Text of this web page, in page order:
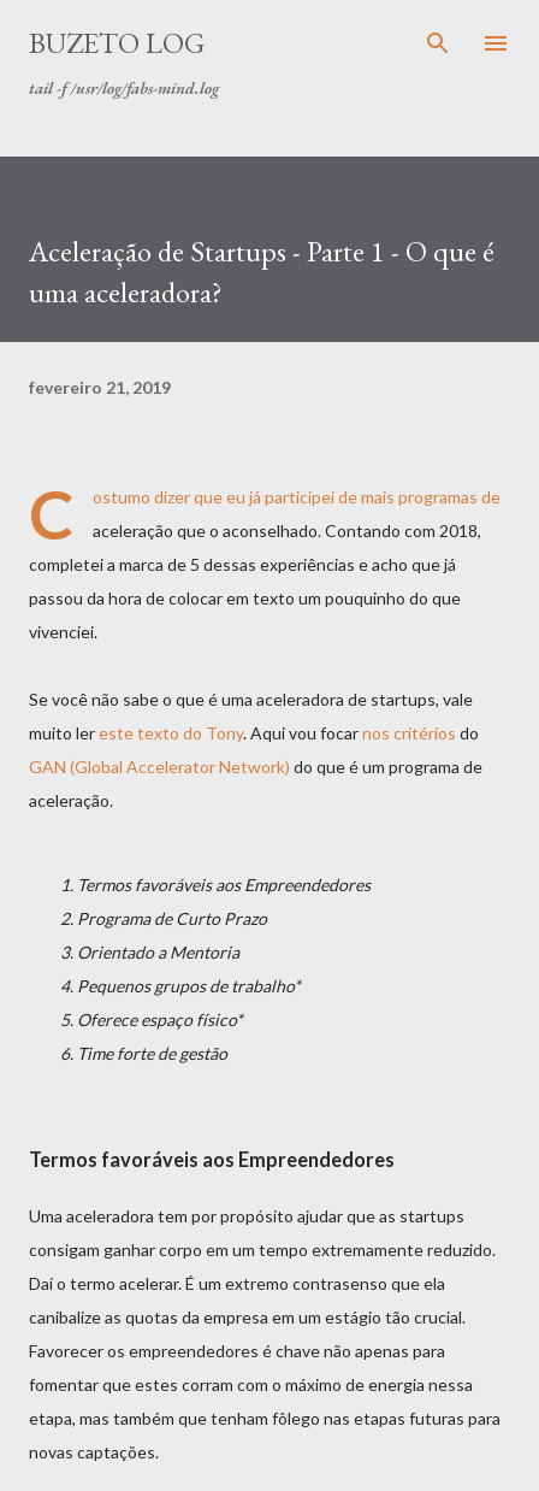
Pular para o conteúdo principal
BUZETO LOG
tail -f /usr/log/fabs-mind.log
Aceleração de Startups - Parte 1 - O que é
uma aceleradora?
fevereiro 21, 2019
C
ostumo dizer que eu já participei de mais programas de
aceleração que o aconselhado. Contando com 2018,
completei a marca de 5 dessas experiências e acho que já
passou da hora de colocar em texto um pouquinho do que
vivenciei.
Se você não sabe o que é uma aceleradora de startups, vale
muito lereste texto do Tony. Aqui vou focarnos critérios do
GAN (Global Accelerator Network) do que é um programa de
aceleração.
Termos favoráveis aos Empreendedores
Programa de Curto Prazo
Orientado a Mentoria
Pequenos grupos de trabalho*
Oferece espaço físico*
Time forte de gestão
Termos favoráveis aos Empreendedores
Uma aceleradora tem por propósito ajudar que as startups
consigam ganhar corpo em um tempo extremamente reduzido.
Daí o termo acelerar. É um extremo contrasenso que ela
canibalize as quotas da empresa em um estágio tão crucial.
Favorecer os empreendedores é chave não apenas para
fomentar que estes corram com o máximo de energia nessa
etapa, mas também que tenham fôlego nas etapas futuras para
novas captações.